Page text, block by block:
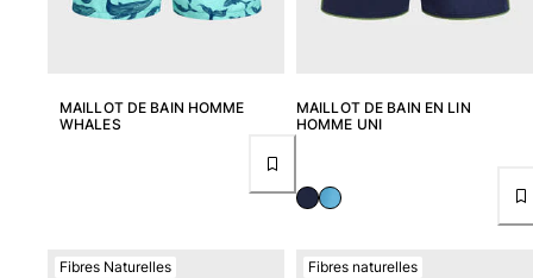
MAILLOT DE BAIN HOMME
WHALES
MAILLOT DE BAIN EN LIN
HOMME UNI
Fibres Naturelles Fibres naturelles